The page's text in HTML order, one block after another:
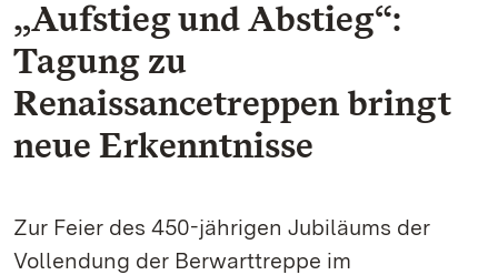
„Aufstieg und Abstieg“:
Tagung zu
Renaissancetreppen bringt
neue Erkenntnisse
Zur Feier des 450-jährigen Jubiläums der
Vollendung der Berwarttreppe im